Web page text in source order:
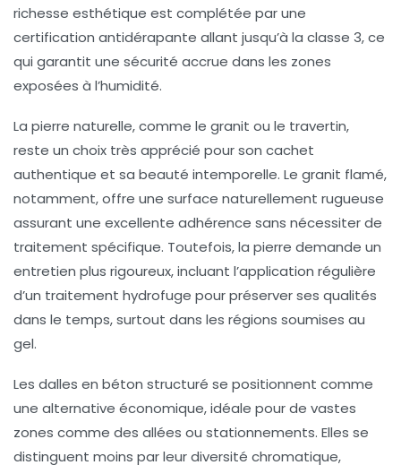
richesse esthétique est complétée par une
certification antidérapante allant jusqu’à la classe 3, ce
qui garantit une sécurité accrue dans les zones
exposées à l’humidité.
La pierre naturelle, comme le granit ou le travertin,
reste un choix très apprécié pour son cachet
authentique et sa beauté intemporelle. Le granit flamé,
notamment, offre une surface naturellement rugueuse
assurant une excellente adhérence sans nécessiter de
traitement spécifique. Toutefois, la pierre demande un
entretien plus rigoureux, incluant l’application régulière
d’un traitement hydrofuge pour préserver ses qualités
dans le temps, surtout dans les régions soumises au
gel.
Les dalles en béton structuré se positionnent comme
une alternative économique, idéale pour de vastes
zones comme des allées ou stationnements. Elles se
distinguent moins par leur diversité chromatique,